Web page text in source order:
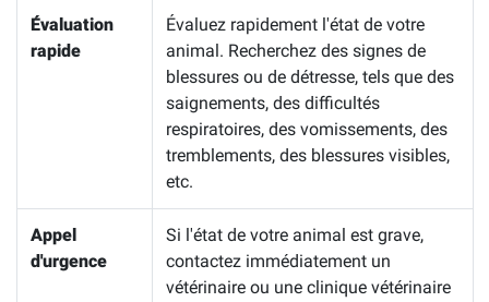
Évaluation
rapide
Évaluez rapidement l'état de votre
animal. Recherchez des signes de
blessures ou de détresse, tels que des
saignements, des difficultés
respiratoires, des vomissements, des
tremblements, des blessures visibles,
etc.
Appel
d'urgence
Si l'état de votre animal est grave,
contactez immédiatement un
vétérinaire ou une clinique vétérinaire